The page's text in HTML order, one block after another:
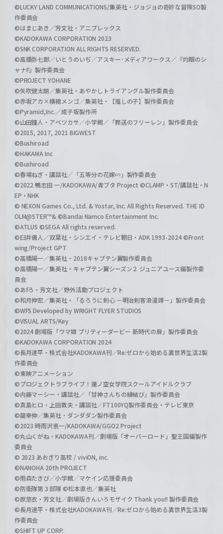
©LUCKY LAND COMMUNICATIONS/集英社・ジョジョの奇妙な冒険SO製
作委員会
©はまじあき／芳文社・アニプレックス
©KADOKAWA CORPORATION 2023
©SNK CORPORATION ALL RIGHTS RESERVED.
©高橋弥七郎／いとうのいぢ／アスキー･メディアワークス／『灼眼のシ
ャナF』製作委員会
©PROJECT YOHANE
©矢吹健太朗／集英社・あやかしトライアングル製作委員会
©赤坂アカ×横槍メンゴ／集英社・【推しの子】製作委員会
©Pyramid,Inc.／成子坂製作所
©山田鐘人・アベツカサ／小学館／「葬送のフリーレン」製作委員会
©2015, 2017, 2021 BIGWEST
©Bushiroad
©HAKAMA Inc
©Bushiroad
©春場ねぎ・講談社／「五等分の花嫁∽」製作委員会
©2022 鴨志田 一/KADOKAWA/青ブタ Project ©CLAMP・ST/講談社・N
EP・NHK
© NEXON Games Co., Ltd. & Yostar, Inc. All Rights Reserved. THE ID
OLM@STER™& ©Bandai Namco Entertainment Inc.
©ATLUS ©SEGA All rights reserved.
©臼井儀人／双葉社・シンエイ・テレビ朝日・ADK 1993-2024 ©Front
wing/Project GPT
©高橋陽一／集英社・2018キャプテン翼製作委員会
©高橋陽一／集英社・キャプテン翼シーズン２ ジュニアユース編製作委
員会
©あfろ・芳文社／野外活動プロジェクト
©和月伸宏／集英社・「るろうに剣心 －明治剣客浪漫譚－」製作委員会
©WFS Developed by WRIGHT FLYER STUDIOS
©VISUAL ARTS/Key
©2024 劇場版「ウマ娘 プリティーダービー 新時代の扉」製作委員会
©KADOKAWA CORPORATION 2024
©長月達平・株式会社KADOKAWA刊／Re:ゼロから始める異世界生活2製
作委員会
©東映アニメーション
©プロジェクトラブライブ！蓮ノ空女学院スクールアイドルクラブ
©内藤マーシー・講談社／「甘神さんちの縁結び」製作委員会
©真島ヒロ・上田敦夫・講談社／FT100YQ製作委員会・テレビ東京
©龍幸伸／集英社・ダンダダン製作委員会
©2023 時雨沢恵一/KADOKAWA/GGO2 Project
©丸山くがね・KADOKAWA刊／劇場版「オーバーロード」聖王国編製作
委員会
© 2023 あおぎり高校 / viviON, inc.
©NANOHA 20th PROJECT
©雨森たきび／小学館／マケイン応援委員会
©防衛隊第３部隊 ©松本直也／集英社
©原悠衣・芳文社／劇場版きんいろモザイク Thank you!! 製作委員会
©長月達平・株式会社KADOKAWA刊／Re:ゼロから始める異世界生活3製
作委員会
©SHIFT UP CORP.